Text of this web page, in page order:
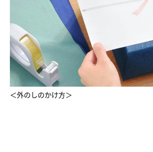
＜外のしのかけ方＞